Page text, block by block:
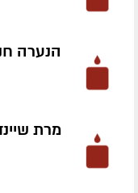
הנערה
מרת